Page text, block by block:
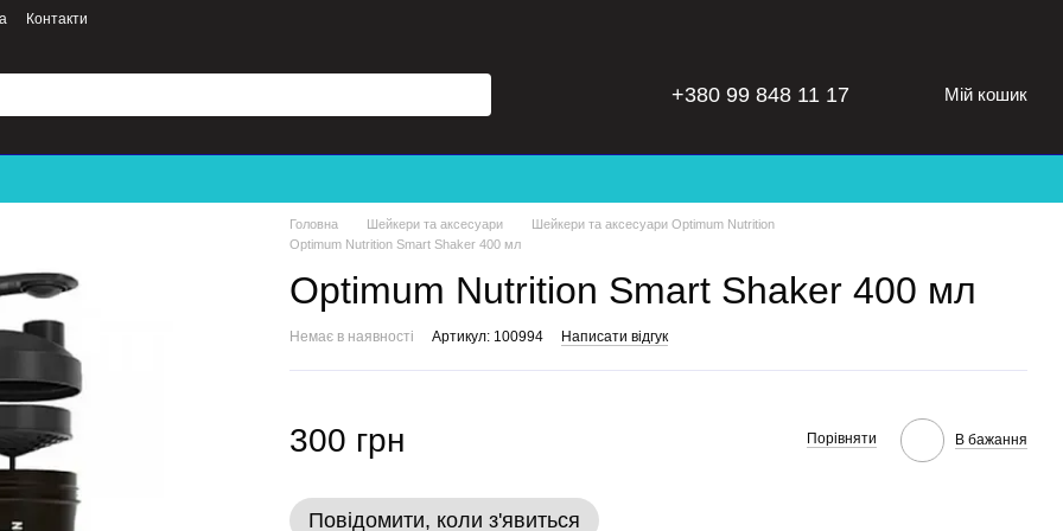
Контакти
+380 99 848 11 17 Мій кошик
Головна Шейкери та аксесуари
Шейкери та аксесуари Optimum Nutrition
Optimum Nutrition Smart Shaker 400 мл
Optimum Nutrition Smart Shaker 400 мл
Немає в наявності Артикул: 100994 Написати відгук
300 грн Порівняти В бажання
Повідомити, коли з'явиться